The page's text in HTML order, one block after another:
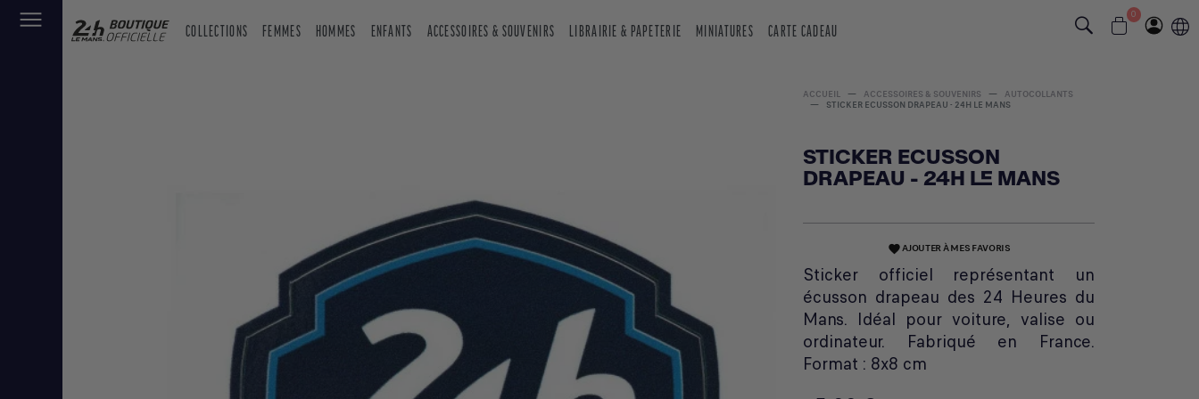
COLLECTIONS FEMMES HOMMES ENFANTS ACCESSOIRES & SOUVENIRS LIBRAIRIE & PAPETERIE MINIATURES CARTE CADEAU
0
ACCUEIL ACCESSOIRES & SOUVENIRS
AUTOCOLLANTS
STICKER ECUSSON DRAPEAU - 24H LE MANS
STICKER ECUSSON
DRAPEAU - 24H LE MANS
favoriteAJOUTER À MES FAVORIS
Sticker officiel représentant un
écusson drapeau des 24 Heures du
Mans. Idéal pour voiture, valise ou
ordinateur. Fabriqué en France.
Format : 8x8 cm